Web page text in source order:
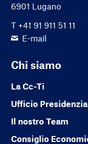
6901 Lugano
T +41 91 911 51 11
E-mail
Chi siamo
La Cc-Ti
Ufficio
Il nostro Team
Consiglio